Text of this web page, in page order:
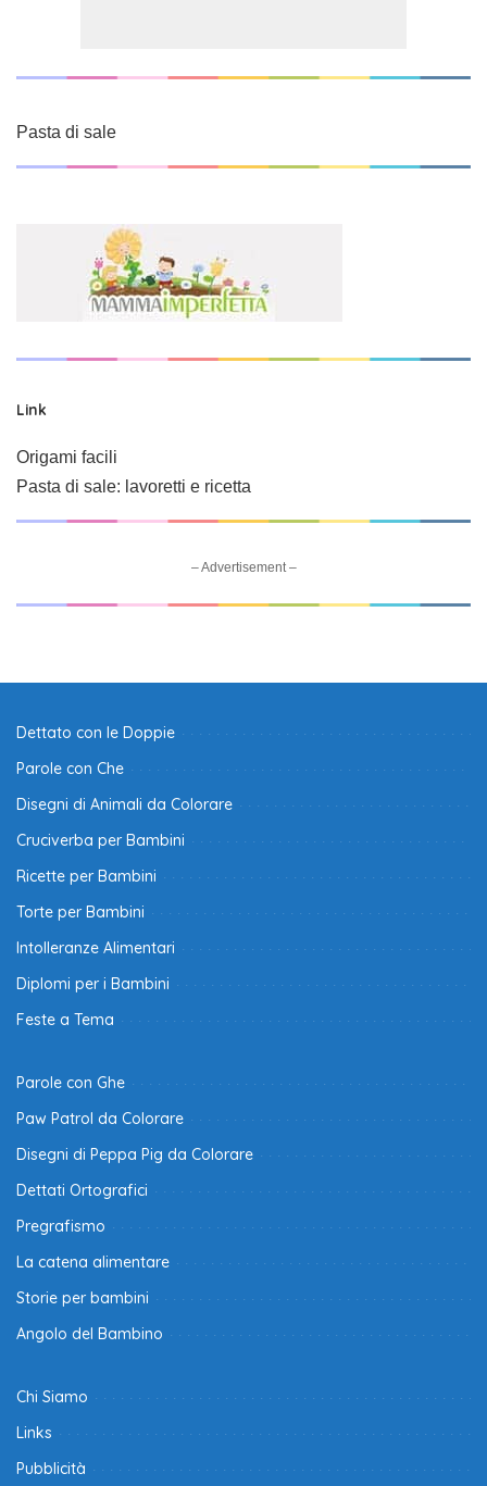
Pasta di sale
Link
Origami facili
Pasta di sale: lavoretti e ricetta
– Advertisement –
Dettato con le Doppie
Parole con Che
Disegni di Animali da Colorare
Cruciverba per Bambini
Ricette per Bambini
Torte per Bambini
Intolleranze Alimentari
Diplomi per i Bambini
Feste a Tema
Parole con Ghe
Paw Patrol da Colorare
Disegni di Peppa Pig da Colorare
Dettati Ortografici
Pregrafismo
La catena alimentare
Storie per bambini
Angolo del Bambino
Chi Siamo
Links
Pubblicità